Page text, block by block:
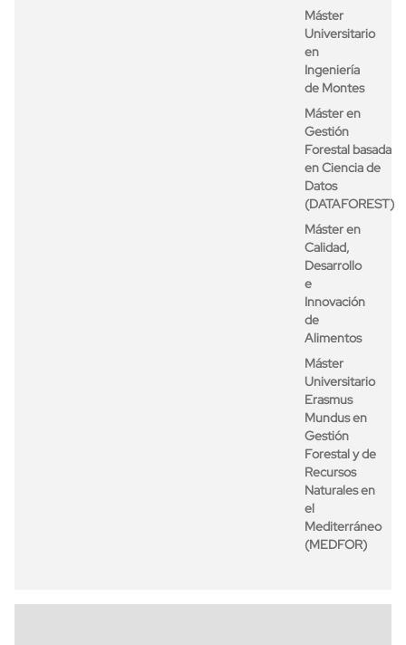
Máster
Universitario
en
Ingeniería
de Montes
Máster en
Gestión
Forestal basada
en Ciencia de
Datos
(DATAFOREST)
Máster en
Calidad,
Desarrollo
e
Innovación
de
Alimentos
Máster
Universitario
Erasmus
Mundus en
Gestión
Forestal y de
Recursos
Naturales en
el
Mediterráneo
(MEDFOR)